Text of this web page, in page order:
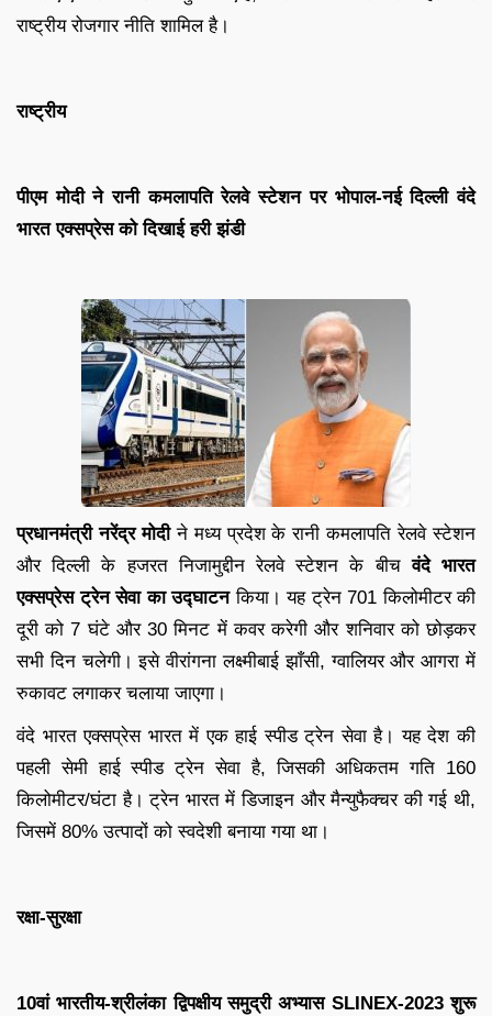
राष्ट्रीय रोजगार नीति शामिल है।
राष्ट्रीय
पीएम मोदी ने रानी कमलापति रेलवे स्टेशन पर भोपाल-नई दिल्ली वंदे
भारत एक्सप्रेस को दिखाई हरी झंडी
प्रधानमंत्री नरेंद्र मोदीने मध्य प्रदेश के रानी कमलापति रेलवे स्टेशन
और दिल्ली के हजरत निजामुद्दीन रेलवे स्टेशन के बीचवंदे भारत
एक्सप्रेस ट्रेन सेवा का उद्घाटनकिया। यह ट्रेन 701 किलोमीटर की
दूरी को 7 घंटे और 30 मिनट में कवर करेगी और शनिवार को छोड़कर
सभी दिन चलेगी। इसे वीरांगना लक्ष्मीबाई झाँसी, ग्वालियर और आगरा में
रुकावट लगाकर चलाया जाएगा।
वंदे भारत एक्सप्रेस भारत में एक हाई स्पीड ट्रेन सेवा है। यह देश की
पहली सेमी हाई स्पीड ट्रेन सेवा है, जिसकी अधिकतम गति 160
किलोमीटर/घंटा है। ट्रेन भारत में डिजाइन और मैन्युफैक्चर की गई थी,
जिसमें 80% उत्पादों को स्वदेशी बनाया गया था।
रक्षा-सुरक्षा
10वां भारतीय-श्रीलंका द्विपक्षीय समुद्री अभ्यास SLINEX-2023 शुरू